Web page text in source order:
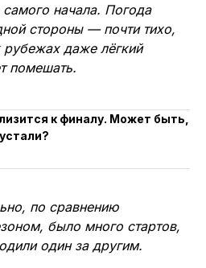
начала. Погода
стороны — почти тихо,
рубежах даже лёгкий
помешать.
к финалу. Может быть,
по сравнению
было много стартов,
один за другим.